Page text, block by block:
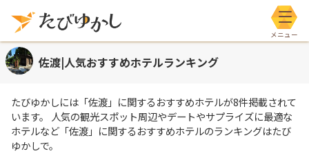
メニ
佐渡|人気おすすめホテルランキング
たびゆかしには 「佐渡」 に関するおすすめホテルが8件掲載されて
います。 人気の観光スポット周辺やデートやサプライズに最適な
ホテルなど 「佐渡」 に関するおすすめホテルのランキングはたび
ゆかしで。